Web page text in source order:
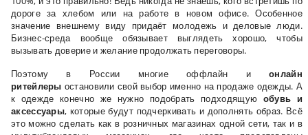
дороге за хлебом или на работе в новом офисе. Особенное
значение внешнему виду придаёт молодежь и деловые люди.
Бизнес-среда вообще обязывает выглядеть хорошо, чтобы
вызывать доверие и желание продолжать переговоры.
Поэтому в России многие оффлайн ионлайн
ритейлеры остановили свой выбор именно на продаже одежды. А
к одежде конечно же нужно подобрать подходящую обувь и
аксессуары, которые будут подчеркивать и дополнять образ. Всё
это можно сделать как в розничных магазинах одной сети, так и в